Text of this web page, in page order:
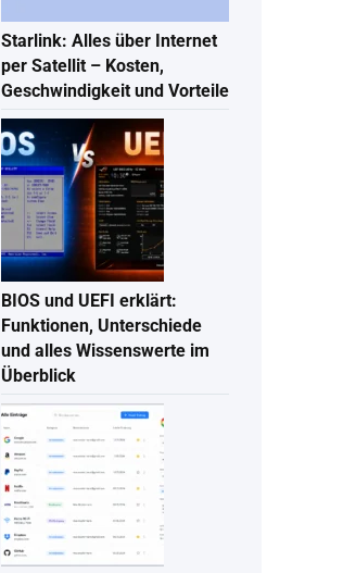
Starlink: Alles über Internet
per Satellit – Kosten,
Geschwindigkeit und Vorteile
BIOS und UEFI erklärt:
Funktionen, Unterschiede
und alles Wissenswerte im
Überblick